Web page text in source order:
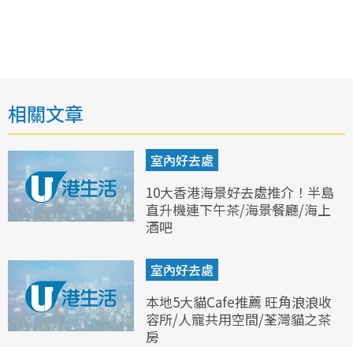
相關文章
室內好去處
10大香港海景好去處推介！半島
直升機連下午茶/海景餐廳/海上
酒吧
室內好去處
本地5大貓Cafe推薦 旺角浪浪收
容所/人寵共用空間/荃灣貓之茶
房